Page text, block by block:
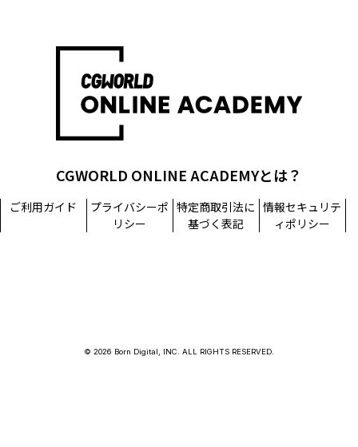
CGWORLD ONLINE ACADEMYとは？
ご利用ガイド
プライバシーポ
リシー
特定商取引法に
基づく表記
情報セキュリテ
ィポリシー
© 2026 Born Digital, INC. ALL RIGHTS RESERVED.